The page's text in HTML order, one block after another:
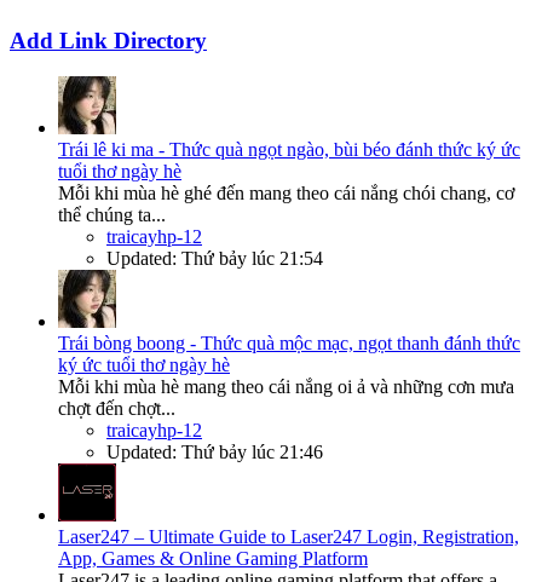
Add Link Directory
Trái lê ki ma - Thức quà ngọt ngào, bùi béo đánh thức ký ức
tuổi thơ ngày hè
Mỗi khi mùa hè ghé đến mang theo cái nắng chói chang, cơ
thể chúng ta...
traicayhp-12
Updated: Thứ bảy lúc 21:54
Trái bòng boong - Thức quà mộc mạc, ngọt thanh đánh thức
ký ức tuổi thơ ngày hè
Mỗi khi mùa hè mang theo cái nắng oi ả và những cơn mưa
chợt đến chợt...
traicayhp-12
Updated: Thứ bảy lúc 21:46
Laser247 – Ultimate Guide to Laser247 Login, Registration,
App, Games & Online Gaming Platform